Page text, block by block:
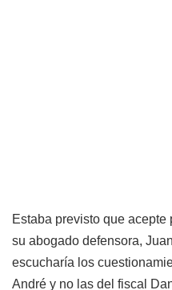
Estaba previsto que
su abogado defensora,
escucharía los
André y no las del fiscal